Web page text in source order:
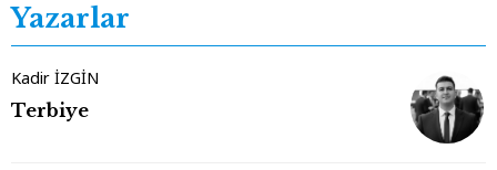
Yazarlar
Kadir İZGİN
Terbiye